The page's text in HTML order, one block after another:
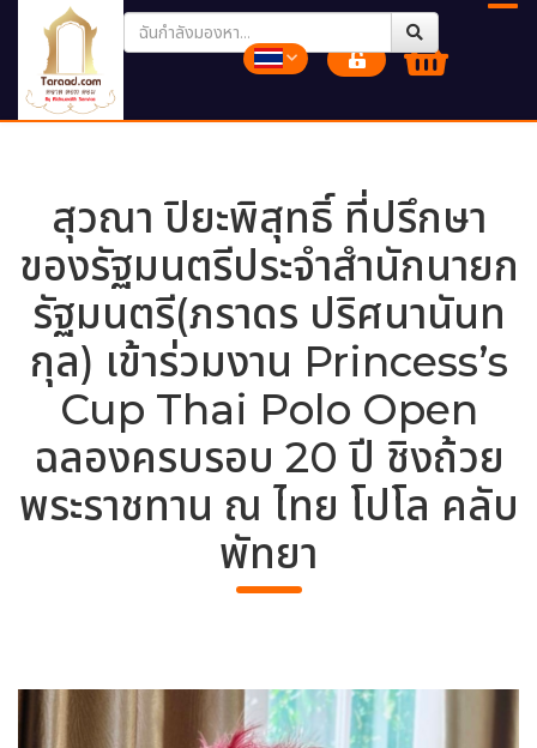
สุวณา ปิยะพิสุทธิ์ ที่ปรึกษา
ของรัฐมนตรีประจำสำนักนายก
รัฐมนตรี(ภราดร ปริศนานันท
กุล) เข้าร่วมงาน Princess’s
Cup Thai Polo Open
ฉลองครบรอบ 20 ปี ชิงถ้วย
พระราชทาน ณ ไทย โปโล คลับ
พัทยา